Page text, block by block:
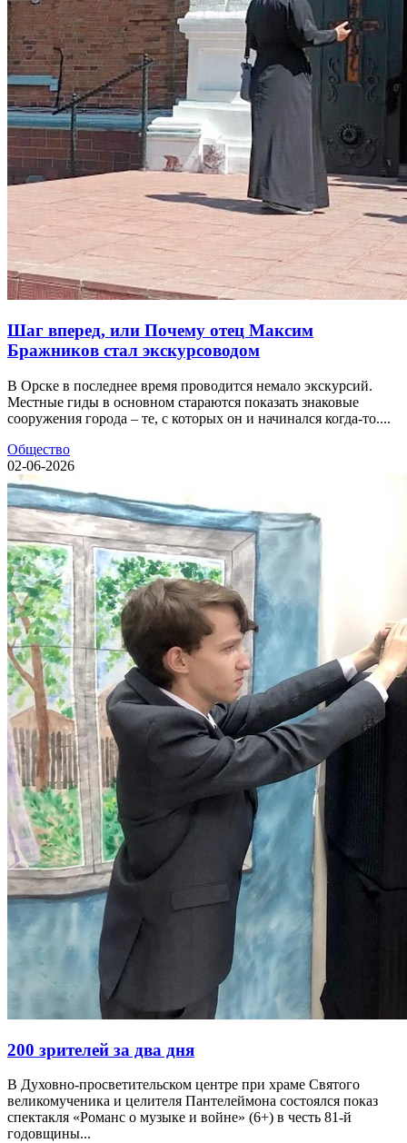
Шаг вперед, или Почему отец Максим
Бражников стал экскурсоводом
В Орске в последнее время проводится немало экскурсий.
Местные гиды в основном стараются показать знаковые
сооружения города – те, с которых он и начинался когда-то....
Общество
02-06-2026
200 зрителей за два дня
В Духовно-просветительском центре при храме Святого
великомученика и целителя Пантелеймона состоялся показ
спектакля «Романс о музыке и войне» (6+) в честь 81-й
годовщины...